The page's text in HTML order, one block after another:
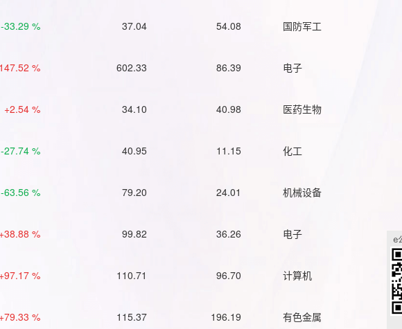
-33.29 % 37.04 54.08 国防军工
% 602.33 86.39 电子
+2.54 % 34.10 40.98 医药生物
-27.74 % 40.95 11.15 化工
-63.56 % 79.20 24.01 机械设备
+38.88 % 99.82 36.26 电子
+97.17 % 110.71 96.70 计算机
+79.33 % 115.37 196.19 有色金属